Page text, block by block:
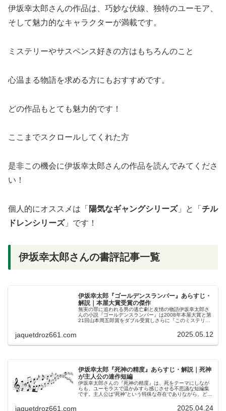
伊坂幸太郎さんの作品は、巧妙な伏線、独特のユーモア、
そして魅力的なキャラクターが満載です。
ミステリーやサスペンス好きの方はもちろんのこと
心温まる物語を求める方にもおすすめです。
どの作品もとても魅力的です！
ここまでスクロールしてくれた方
是非この機会に伊坂幸太郎さんの作品を読んでみてくださ
い！
個人的にオススメは「 陽気なギャングシリーズ」と「 チル
ドレンシリーズ」です！
伊坂幸太郎さんの書評記事一覧
伊坂幸太郎『ゴールデンスランバー』あらすじ・
解説｜本屋大賞受賞の傑作
無実の罪に追われる男の逃亡劇と友情の物語伊坂幸太郎さ
んの小説『ゴールデンスランバー』は2008年本屋大賞と第
21回山本周五郎賞をダブル受賞しさらに『このミステリー
jaquetdroz661.com 2025.05.12
伊坂幸太郎『死神の精度』あらすじ・解説｜死神
が主人公の連作短編
伊坂幸太郎さんの『死神の精度』は、死をテーマにしなが
らも、ユーモラスで温かみすら感じさせる不思議な短編集
です。主人公は“死神”という特殊な存在でありながら、どこ
jaquetdroz661.com 2025.04.24